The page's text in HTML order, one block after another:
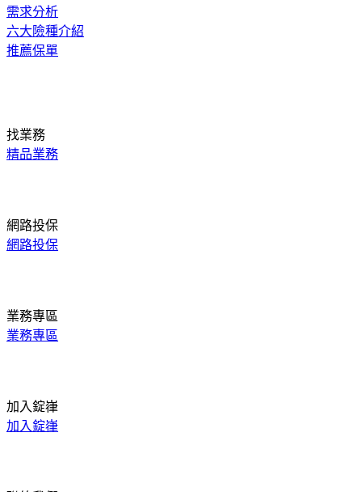
需求分析
六大險種介紹
推薦保單
找業務
精品業務
網路投保
網路投保
業務專區
業務專區
加入錠嵂
加入錠嵂